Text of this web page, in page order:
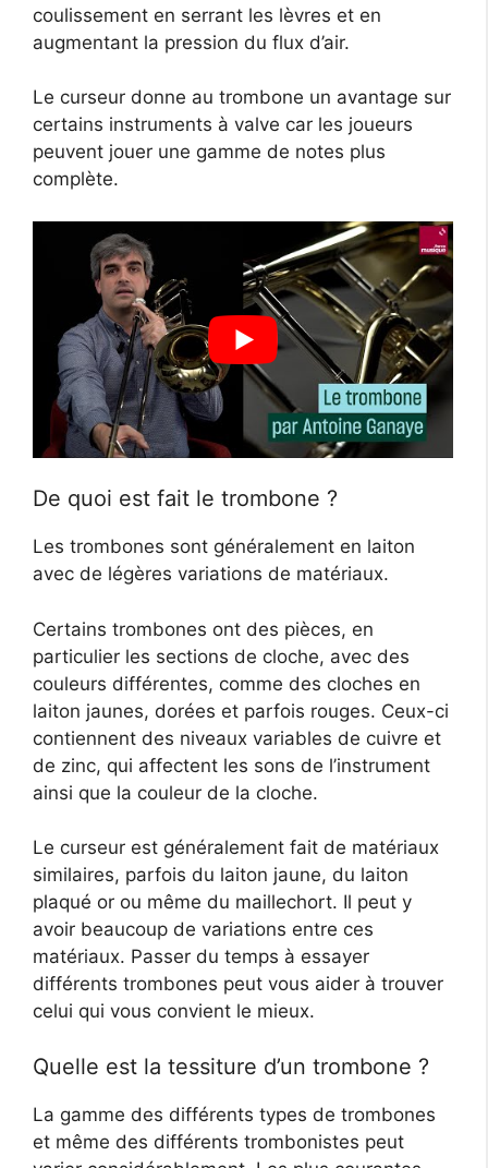
coulissement en serrant les lèvres et en
augmentant la pression du flux d’air.
Le curseur donne au trombone un avantage sur
certains instruments à valve car les joueurs
peuvent jouer une gamme de notes plus
complète.
De quoi est fait le trombone ?
Les trombones sont généralement en laiton
avec de légères variations de matériaux.
Certains trombones ont des pièces, en
particulier les sections de cloche, avec des
couleurs différentes, comme des cloches en
laiton jaunes, dorées et parfois rouges. Ceux-ci
contiennent des niveaux variables de cuivre et
de zinc, qui affectent les sons de l’instrument
ainsi que la couleur de la cloche.
Le curseur est généralement fait de matériaux
similaires, parfois du laiton jaune, du laiton
plaqué or ou même du maillechort. Il peut y
avoir beaucoup de variations entre ces
matériaux. Passer du temps à essayer
différents trombones peut vous aider à trouver
celui qui vous convient le mieux.
Quelle est la tessiture d’un trombone ?
La gamme des différents types de trombones
et même des différents trombonistes peut